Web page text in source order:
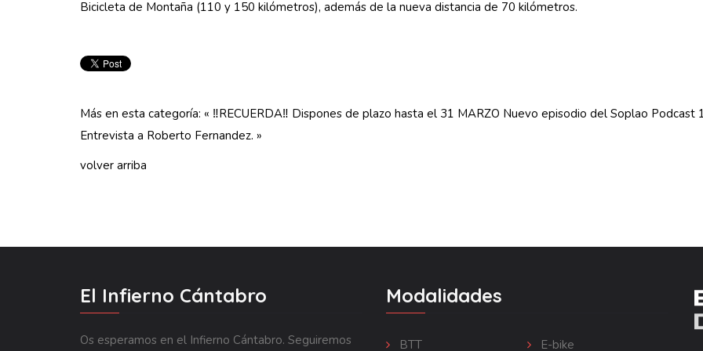
Bicicleta de Montaña (110 y 150 kilómetros), además de la nueva distancia de 70 kilómetros.
Más en esta categoría: « ‼️RECUERDA‼️ Dispones de plazo hasta el 31 MARZO Nuevo episodio del Soplao Podcast
Entrevista a Roberto Fernandez. »
volver arriba
El Infierno Cántabro
Os esperamos en el Infierno Cántabro. Seguiremos
Modalidades
BTT
E-bike